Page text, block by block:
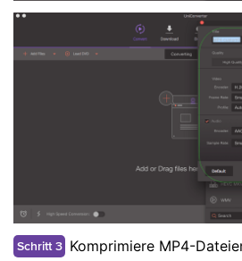
Schritt 3 Komprimiere MP4-